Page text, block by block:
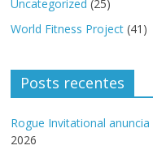
Uncategorized (25)
World Fitness Project (41)
Posts recentes
Rogue Invitational
2026